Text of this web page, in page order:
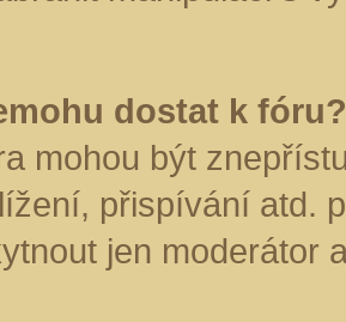
dostat k fóru?
mohou být
přispívání atd.
jen moderátor